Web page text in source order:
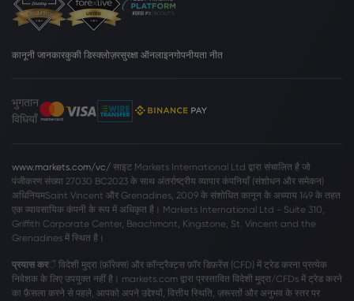
कानूनी जानकारकुकी डिस्क्लोज़रसुरक्षा ऑनलाइनगोपनीयता नीत
भुगतान
विधियाँ
www.markets.com/vc/ साइट Markets International Ltd द्वारा संचालित है जो
पंजीकरण संख्या 27030 BC2023 के साथ अंतर्राष्ट्रीय व्यापार कंपनियाँ (संशोधन और समेकन)
अधिनियमSaint Vincent और Grenadines, 2009 के संशोधित कानून के अध्याय 149 के तहत
एक व्यावसायिक कंपनी के रूप में अधिकृत है। Markets International Ltd - Suite 310,
Griffith Corporate Center, Beachmont, Kingstone, St. Vincent and the
Grenadines में स्थित है।
प्रयास करें विदेशी मुद्रा (फ़ॉरेक्स) और कॉन्ट्रैक्ट्स फ़ॉर डिफ़रेंस (CFD) में ट्रेड करना प्रत्येक
निवेशक के लिए उपयुक्त नहीं है। markets.com द्वारा प्रस्तावित विदेशी मुद्रा/CFDs में ट्रेड करने
का फ़ैसला करने से पहले, आपको अपने उद्देश्यों, वित्तीय स्थिति, ज़रूरतों और अनुभव के स्तर पर